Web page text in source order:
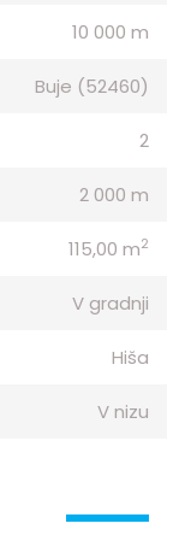
10 000 m
Buje (52460)
2
2 000 m
115,00 m2
V gradnji
Hiša
V nizu